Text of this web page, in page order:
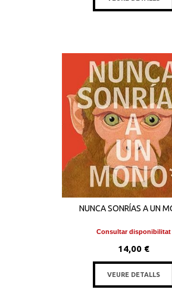
NUNCA SONRÍAS A UN
Consultar disponibilitat
14,00 €
VEURE DETALLS